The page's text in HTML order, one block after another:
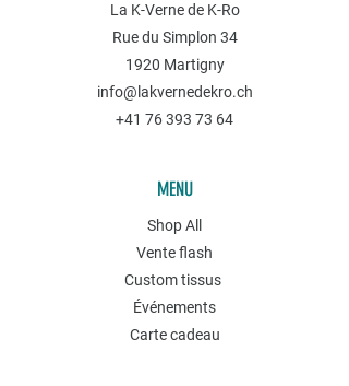
La K-Verne de K-Ro
Rue du Simplon 34
1920 Martigny
info@lakvernedekro.ch
+41 76 393 73 64
MENU
Shop All
Vente flash
Custom tissus
Événements
Carte cadeau